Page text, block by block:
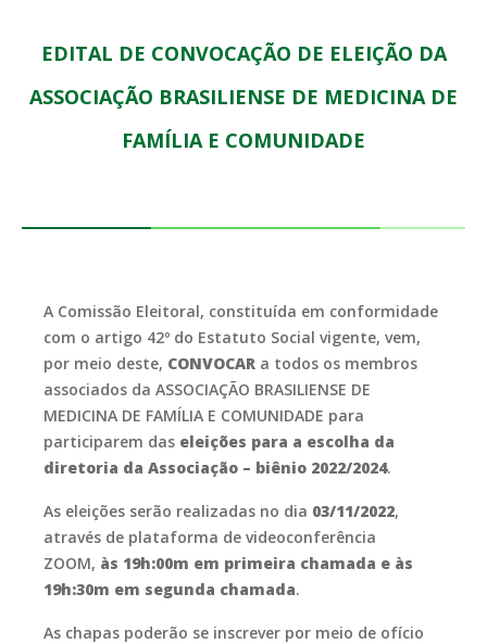
EDITAL DE CONVOCAÇÃO DE ELEIÇÃO DA
ASSOCIAÇÃO BRASILIENSE DE MEDICINA DE
FAMÍLIA E COMUNIDADE
A Comissão Eleitoral, constituída em conformidade
com o artigo 42º do Estatuto Social vigente, vem,
por meio deste, CONVOCAR a todos os membros
associados da ASSOCIAÇÃO BRASILIENSE DE
MEDICINA DE FAMÍLIA E COMUNIDADE para
participarem das eleições para a escolha da
diretoria da Associação – biênio 2022/2024.
As eleições serão realizadas no dia 03/11/2022,
através de plataforma de videoconferência
ZOOM, às 19h:00m em primeira chamada e às
19h:30m em segunda chamada.
As chapas poderão se inscrever por meio de ofício